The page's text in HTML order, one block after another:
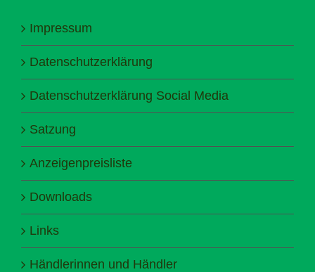
Impressum
Datenschutzerklärung
Datenschutzerklärung Social Media
Satzung
Anzeigenpreisliste
Downloads
Links
Händlerinnen und Händler